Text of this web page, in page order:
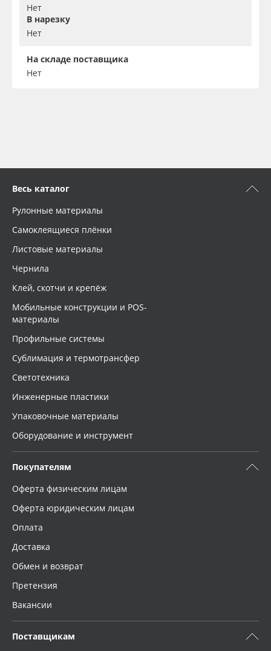
Нет
В нарезку
Нет
На складе поставщика
Нет
Весь каталог
Рулонные материалы
Самоклеящиеся плёнки
Листовые материалы
Чернила
Клей, скотчи и крепёж
Мобильные конструкции и POS-
материалы
Профильные системы
Сублимация и термотрансфер
Светотехника
Инженерные пластики
Упаковочные материалы
Оборудование и инструмент
Покупателям
Оферта физическим лицам
Оферта юридическим лицам
Оплата
Доставка
Обмен и возврат
Претензия
Вакансии
Поставщикам